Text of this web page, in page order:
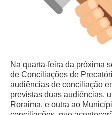
Na quarta-feira da próxima
de Conciliações de
audiências de conciliação
previstas duas audiências,
Roraima, e outra ao